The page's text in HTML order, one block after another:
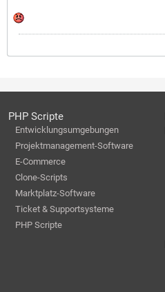
PHP Scripte
Entwicklungsumgebungen
Projektmanagement-Software
E-Commerce
Clone-Scripts
Marktplatz-Software
Ticket & Supportsysteme
PHP Scripte